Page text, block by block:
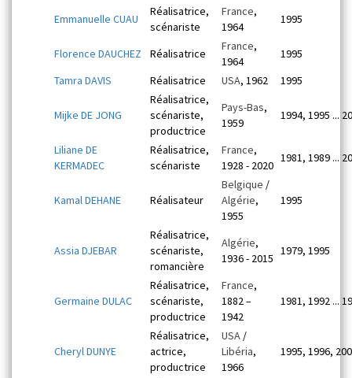
Emmanuelle CUAU
Réalisatrice,
scénariste
France,
1964
1995
Florence DAUCHEZ Réalisatrice
France,
1964
1995
Tamra DAVIS
Réalisatrice USA, 1962 1995
Mijke DE JONG
Réalisatrice,
scénariste,
productrice
Pays-Bas,
1959
1994, 1995 ...
Liliane DE
KERMADEC
Réalisatrice,
scénariste
France,
1928 - 2020
1981, 1989 ...
Kamal DEHANE Réalisateur
Belgique /
Algérie,
1955
1995
Assia DJEBAR
Réalisatrice,
scénariste,
romancière
Algérie,
1936 - 2015
1979, 1995
Germaine DULAC
Réalisatrice,
scénariste,
productrice
France,
1882 –
1942
1981, 1992 ...
Cheryl DUNYE
Réalisatrice,
actrice,
productrice
USA /
Libéria,
1966
1995, 1996,